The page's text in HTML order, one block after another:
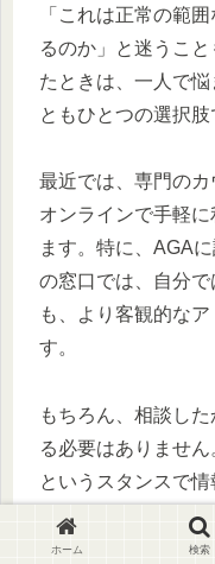
「これは正常の範
るのか」と迷うこ
たときは、一人で
ともひとつの選択肢
最近では、専門の
オンラインで手軽
ます。特に、AGA
の窓口では、自分
も、より客観的な
す。
もちろん、相談し
る必要はありません
というスタンスで
断につながります。
ホーム 検索